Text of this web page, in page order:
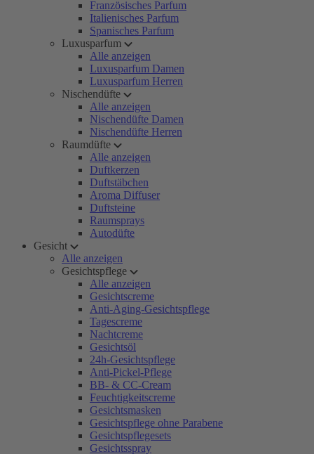
Französisches Parfum
Italienisches Parfum
Spanisches Parfum
Luxusparfum
Alle anzeigen
Luxusparfum Damen
Luxusparfum Herren
Nischendüfte
Alle anzeigen
Nischendüfte Damen
Nischendüfte Herren
Raumdüfte
Alle anzeigen
Duftkerzen
Duftstäbchen
Aroma Diffuser
Duftsteine
Raumsprays
Autodüfte
Gesicht
Alle anzeigen
Gesichtspflege
Alle anzeigen
Gesichtscreme
Anti-Aging-Gesichtspflege
Tagescreme
Nachtcreme
Gesichtsöl
24h-Gesichtspflege
Anti-Pickel-Pflege
BB- & CC-Cream
Feuchtigkeitscreme
Gesichtsmasken
Gesichtspflege ohne Parabene
Gesichtspflegesets
Gesichtsspray